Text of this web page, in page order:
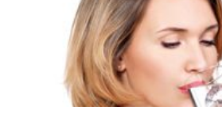
7
აგვისტო
დღის ზოგადი
ასტროლოგიური
პროგნოზი